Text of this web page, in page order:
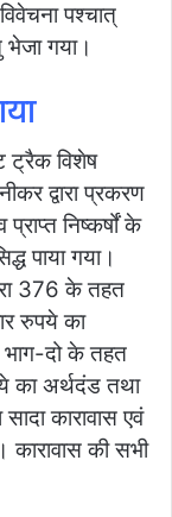
पश्चात्
भेजा गया।
ट्रैक विशेष
द्वारा प्रकरण
निष्कर्षों के
पाया गया।
376 के तहत
रुपये का
दो के तहत
का अर्थदंड तथा
कारावास एवं
की सभी